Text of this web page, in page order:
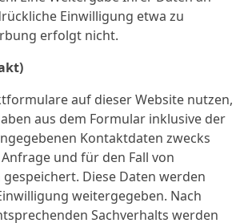
Einwilligung etwa zu
erfolgt nicht.
auf dieser Website nutzen,
aus dem Formular inklusive der
Kontaktdaten zwecks
und für den Fall von
Diese Daten werden
weitergegeben. Nach
Sachverhalts werden